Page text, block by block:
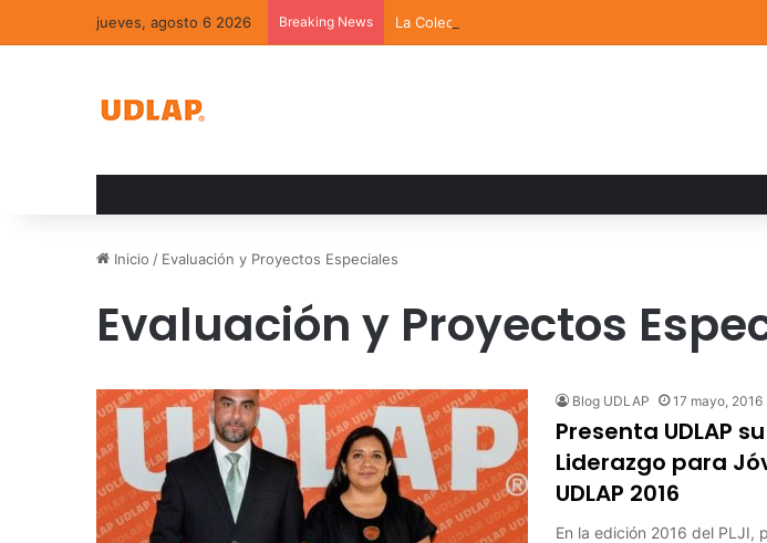
jueves, agosto 6 2026 Breaking News La Colección de Arte UDLAP fortalece su acervo
Inicio / Evaluación y Proyectos Especiales
Evaluación y Proyectos
Blog UDLAP 17 mayo, 2016
Presenta UDLAP
Liderazgo para
UDLAP 2016
En la edición 2016 del PLJI,